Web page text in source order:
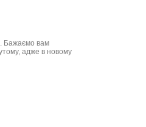
Бажаємо вам
адже в новому